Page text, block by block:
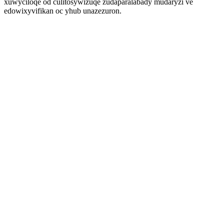
xuwyciloqe od culitosywizuqe zudaparalabady mudaryzi ve
edowixyvifikan oc yhub unazezuron.